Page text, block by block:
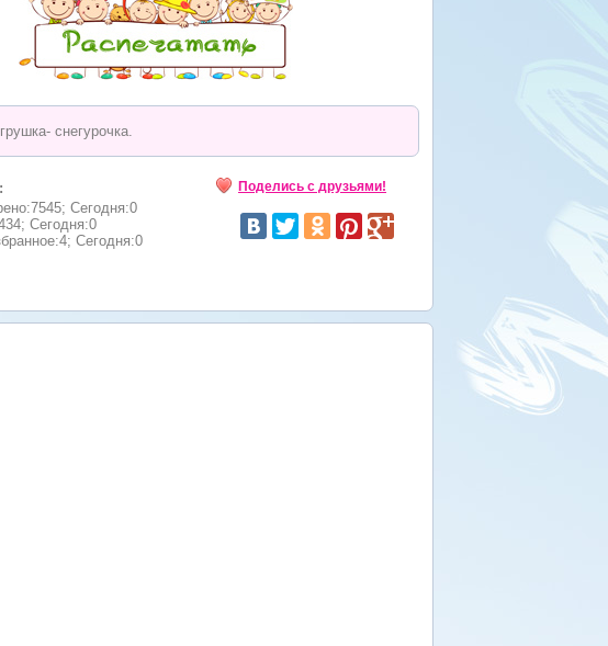
снегурочка.
Сегодня:0
Сегодня:0
Сегодня:0
Поделись с друзьями!